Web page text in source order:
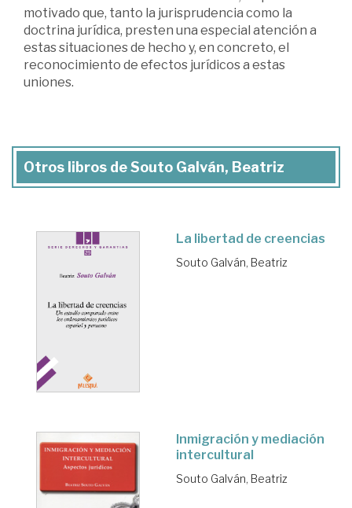
motivado que, tanto la jurisprudencia como la
doctrina jurídica, presten una especial atención a
estas situaciones de hecho y, en concreto, el
reconocimiento de efectos jurídicos a estas
uniones.
Otros libros de Souto Galván, Beatriz
La libertad de creencias
Souto Galván, Beatriz
Inmigración y mediación
intercultural
Souto Galván, Beatriz